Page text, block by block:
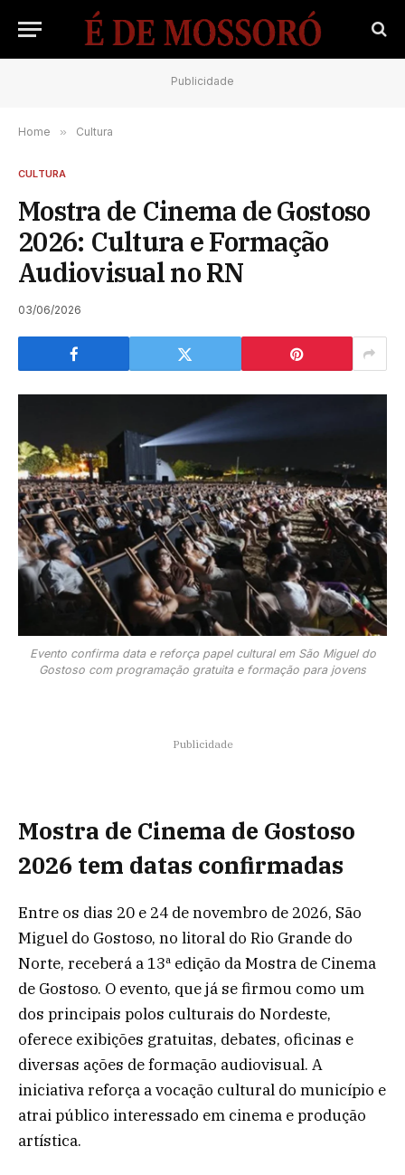
Publicidade
Home » Cultura
CULTURA
Mostra de Cinema de Gostoso
2026: Cultura e Formação
Audiovisual no RN
03/06/2026
Evento confirma data e reforça papel cultural em São Miguel do
Gostoso com programação gratuita e formação para jovens
Publicidade
Mostra de Cinema de Gostoso
2026 tem datas confirmadas
Entre os dias 20 e 24 de novembro de 2026, São
Miguel do Gostoso, no litoral do Rio Grande do
Norte, receberá a 13ª edição da Mostra de Cinema
de Gostoso. O evento, que já se firmou como um
dos principais polos culturais do Nordeste,
oferece exibições gratuitas, debates, oficinas e
diversas ações de formação audiovisual. A
iniciativa reforça a vocação cultural do município e
atrai público interessado em cinema e produção
artística.